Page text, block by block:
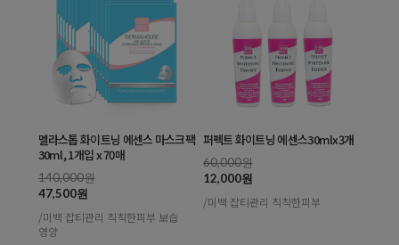
멜라스톱 화이트닝 에센스 마스크팩
30ml, 1개입 x 70매
140,000원
47,500원
/미백 잡티관리 칙칙한피부 보습
영양
퍼펙트 화이트닝 에센스30mlx3개
60,000원
12,000원
/미백 잡티관리 칙칙한피부